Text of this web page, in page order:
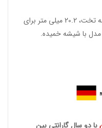
ارتفاع: 17.6 میلی متر برای مدل با شیشه تخت، 20.2 میلی متر برای
با دو سال گارانتی بین